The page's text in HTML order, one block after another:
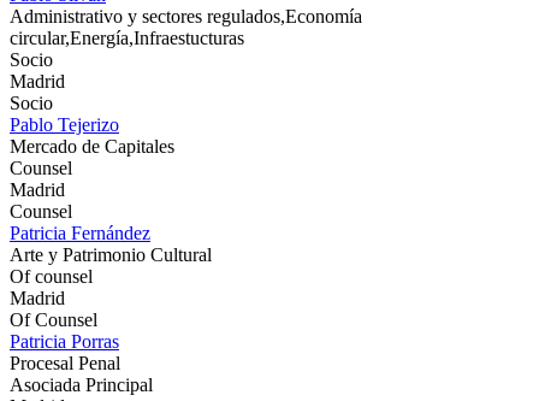
Administrativo y sectores regulados,Economía
circular,Energía,Infraestucturas
Socio
Madrid
Socio
Pablo Tejerizo
Mercado de Capitales
Counsel
Madrid
Counsel
Patricia Fernández
Arte y Patrimonio Cultural
Of counsel
Madrid
Of Counsel
Patricia Porras
Procesal Penal
Asociada Principal